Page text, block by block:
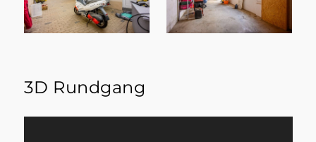
3D Rundgang